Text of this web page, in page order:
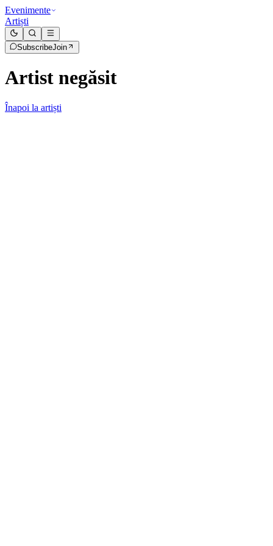
Evenimente
Artiști
SubscribeJoin
Artist negăsit
Înapoi la artiști